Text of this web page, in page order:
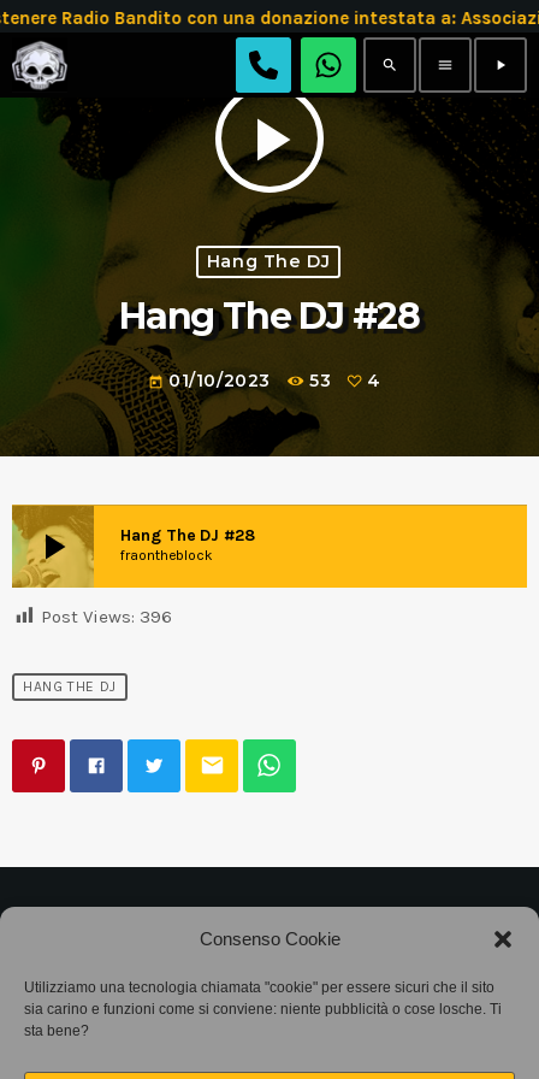
Consenso Cookie
Utilizziamo una tecnologia chiamata "cookie" per essere sicuri che il sito
sia carino e funzioni come si conviene: niente pubblicità o cose losche. Ti
sta bene?
Radio Bandito con una donazione intestata a:
search menu play_arrow
play_arrow
Hang The DJ
Hang The DJ #28
today 01/10/2023 53 4
play_arrow Hang The DJ #28
fraontheblock
Post Views: 396
HANG THE DJ
email
Associazione Bandito • CF 97882400019 •
Privacy Policy•Cookie Policy (UE) • Protocollo
SIAE 7425